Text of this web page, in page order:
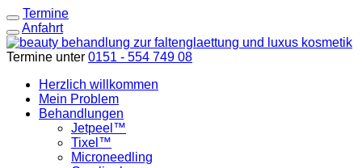
Termine
Anfahrt
Termine unter 0151 - 554 749 08
Herzlich willkommen
Mein Problem
Behandlungen
Jetpeel™
Tixel™
Microneedling